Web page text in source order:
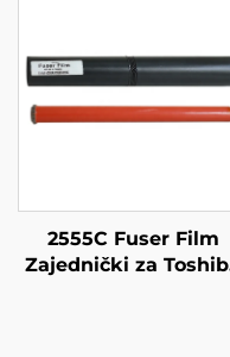
2555C Fuser Film
Zajednički za